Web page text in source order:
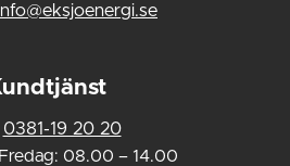
0381-19 20 20
08.00 – 14.00